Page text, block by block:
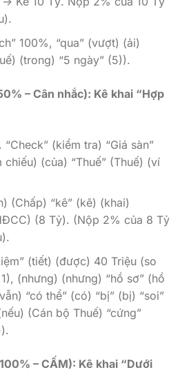
100%, “qua” (vượt) (ải)
(trong) “5 ngày” (5)).
– Cân nhắc): Kê khai “Hợp
“Check” (kiểm tra) “Giá sàn”
chiếu) (của) “Thuế” (Thuế) (ví
(Chấp) “kê” (kê) (khai)
(8 Tỷ). (Nộp 2% của 8 Tỷ
(tiết) (được) 40 Triệu (so
(nhưng) (nhưng) “hồ sơ” (hồ
“có thể” (có) “bị” (bị) “soi”
(Cán bộ Thuế) “cứng”
– CẤM): Kê khai “Dưới